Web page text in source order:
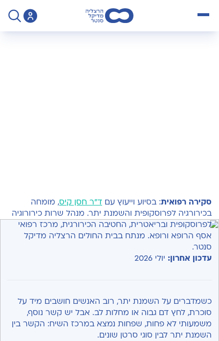
סקירה רפואית: בסיוע וייעוץ עם ד"ר חסן קיס, מומחה
בכירורגיה לפרוסקופית והשמנת יתר. מנהל שרות כירורוגיה
לפרוסקופית ובריאטרית, החטיבה הכירורגית, מרכז רפואי
אסף הרופא ורופא. מנתח בבית החולים הרצליה מדיקל
סנטר.
עדכון אחרון: יולי 2026
כשמדברים על השמנת יתר, רוב האנשים חושבים מיד על
סוכרת, לחץ דם גבוה או מחלות לב. אבל יש קשר נוסף,
משמעותי לא פחות, שפחות נמצא במרכז השיח: הקשר בין
השמנת יתר לבין סוגי סרטן שונים.